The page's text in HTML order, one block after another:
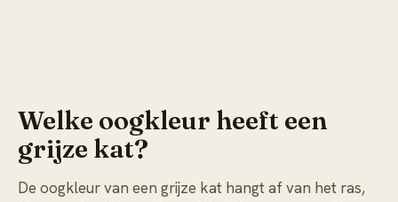
Welke oogkleur heeft een
grijze kat?
De oogkleur van een grijze kat hangt af van het ras,